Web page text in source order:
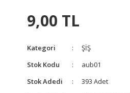
9,00 TL
Kategori
ŞİŞ
Stok Kodu
aub01
Stok Adedi
393 Adet